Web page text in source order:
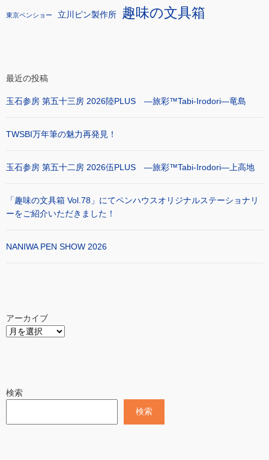
東京ペンショー 立川ピン製作所 趣味の文具箱
最近の投稿
玉石参房 第五十三房 2026陸PLUS ―旅彩™Tabi-Irodori―竜島
TWSBI万年筆の魅力再発見！
玉石参房 第五十二房 2026伍PLUS ―旅彩™Tabi-Irodori―上高地
「趣味の文具箱 Vol.78」にてペンハウスオリジナルステーショナリ
ーをご紹介いただきました！
NANIWA PEN SHOW 2026
アーカイブ
検索
検索